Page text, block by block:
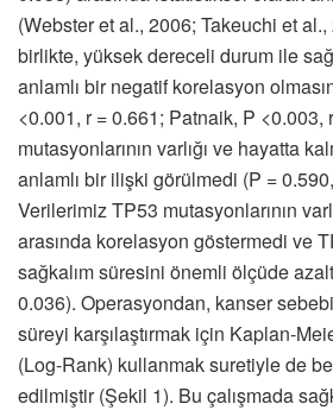
(Webster et al., 2006; Takeuchi et
birlikte, yüksek dereceli durum ile
anlamlı bir negatif korelasyon
<0.001, r = 0.661; Patnaik, P <0.003,
mutasyonlarının varlığı ve hayatta
anlamlı bir ilişki görülmedi (P =
Verilerimiz TP53 mutasyonlarının
arasında korelasyon göstermedi ve
sağkalım süresini önemli ölçüde
0.036). Operasyondan, kanser
süreyi karşılaştırmak için Kaplan-
(Log-Rank) kullanmak suretiyle de
edilmiştir (Şekil 1). Bu çalışmada